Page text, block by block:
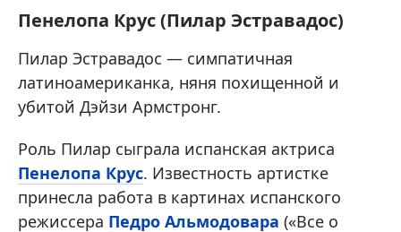
Пенелопа Крус (Пилар Эстравадос)
Пилар Эстравадос — симпатичная
латиноамериканка, няня похищенной и
убитой Дэйзи Армстронг.
Роль Пилар сыграла испанская актриса
Пенелопа Крус. Известность артистке
принесла работа в картинах испанского
режиссера Педро Альмодовара («Все о